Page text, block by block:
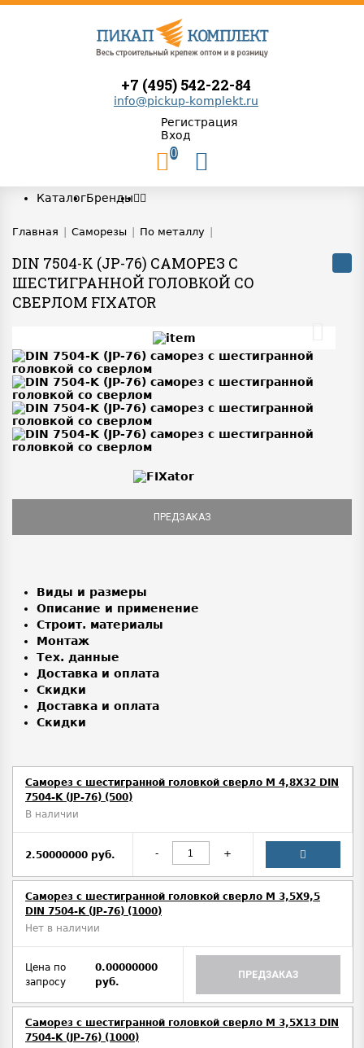
+7 (495) 542-22-84
info@pickup-komplekt.ru
Регистрация
Вход
0
КаталогБренды
Главная Саморезы По металлу
DIN 7504-K (JP-76) САМОРЕЗ С
ШЕСТИГРАННОЙ ГОЛОВКОЙ СО
СВЕРЛОМ FIXATOR
ПРЕДЗАКАЗ
Виды и размеры
Описание и применение
Строит. материалы
Монтаж
Тех. данные
Доставка и оплата
Скидки
Доставка и оплата
Скидки
Саморез с шестигранной головкой сверло М 4,8Х32 DIN
7504-K (JP-76) (500)
В наличии
2.50000000 руб. - +
Саморез с шестигранной головкой сверло М 3,5Х9,5
DIN 7504-K (JP-76) (1000)
Нет в наличии
Цена по
запросу
0.00000000
руб.
ПРЕДЗАКАЗ
Саморез с шестигранной головкой сверло М 3,5Х13 DIN
7504-K (JP-76) (1000)